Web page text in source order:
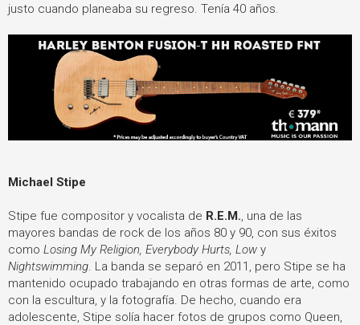
justo cuando planeaba su regreso. Tenía 40 años.
Michael Stipe
Stipe fue compositor y vocalista de R.E.M., una de las
mayores bandas de rock de los años 80 y 90, con sus éxitos
como Losing My Religion, Everybody Hurts, Low y
Nightswimming. La banda se separó en 2011, pero Stipe se ha
mantenido ocupado trabajando en otras formas de arte, como
con la escultura, y la fotografía. De hecho, cuando era
adolescente, Stipe solía hacer fotos de grupos como Queen,